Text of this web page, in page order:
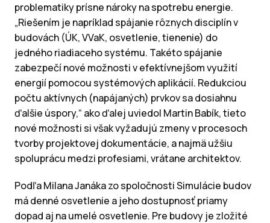
problematiky prísne nároky na spotrebu energie.
„Riešením je napríklad spájanie rôznych disciplín v
budovách (ÚK, VVaK, osvetlenie, tienenie) do
jedného riadiaceho systému. Takéto spájanie
zabezpečí nové možnosti v efektívnejšom využití
energií pomocou systémových aplikácií. Redukciou
počtu aktívnych (napájaných) prvkov sa dosiahnu
ďalšie úspory,“ ako ďalej uviedol Martin Babík, tieto
nové možnosti si však vyžadujú zmeny v procesoch
tvorby projektovej dokumentácie, a najmä užšiu
spoluprácu medzi profesiami, vrátane architektov.
Podľa Milana Janáka zo spoločnosti Simulácie budov
má denné osvetlenie a jeho dostupnosť priamy
dopad aj na umelé osvetlenie. Pre budovy je zložité